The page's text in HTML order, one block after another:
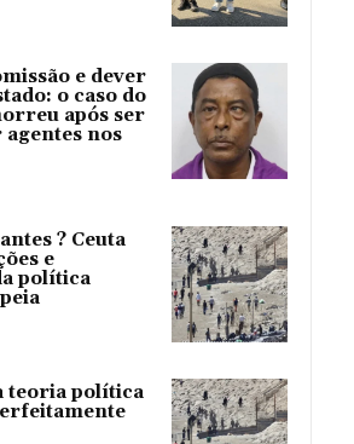
e dever
o caso do
após ser
nos
? Ceuta
e
política
teoria política